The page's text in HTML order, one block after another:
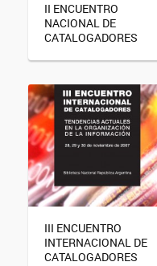
II ENCUENTRO
NACIONAL DE
CATALOGADORES
III ENCUENTRO
INTERNACIONAL DE
CATALOGADORES